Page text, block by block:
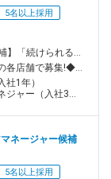
な社員を表彰する
秀な店舗や社員
なります！
万円分まで会社が
メント検定やビ
ごとに多種多様
5名以上採用
【大手グループの店長候補】「続けられる仕組み」が整っているからこそ、長く活躍できる
【U・Iターン歓迎】全国の各店舗で募集!◆全国の快活CLUB、コート・ダジュールの各店舗(北海道エリア・東北エリア・関東エリア・中部エリア・近畿エリア・中国エリア・四国エリア・九州エリア)◆本社:神奈川県横浜市都筑区北山田3-1-50<アクセス>横浜市営地下鉄グリーンライン「北山田」駅より徒歩7分※受動喫煙対策:屋内喫煙可能場所あり
1年）
ャー（入社3年）
ネージャー候補
5名以上採用